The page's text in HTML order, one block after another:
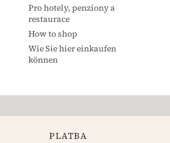
Pro hotely, penziony a
restaurace
How to shop
Wie Sie hier einkaufen
können
PLATBA